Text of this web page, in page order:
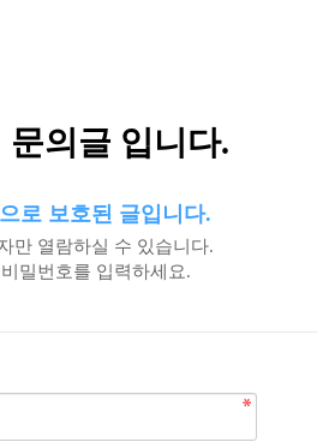
의글 입니다.
로 보호된 글입니다.
만 열람하실 수 있습니다.
밀번호를 입력하세요.